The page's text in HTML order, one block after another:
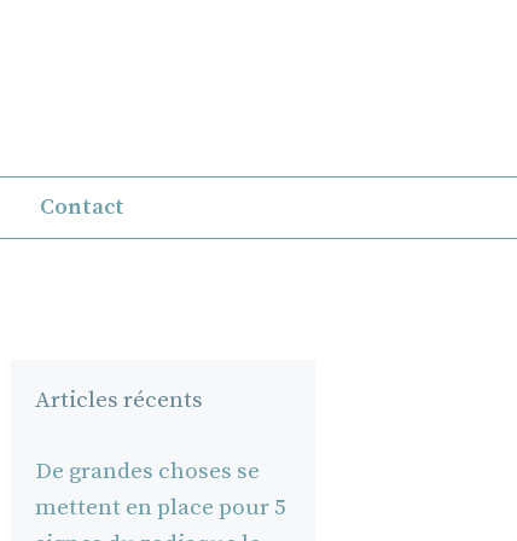
Contact
Articles récents
De grandes choses se
mettent en place pour 5